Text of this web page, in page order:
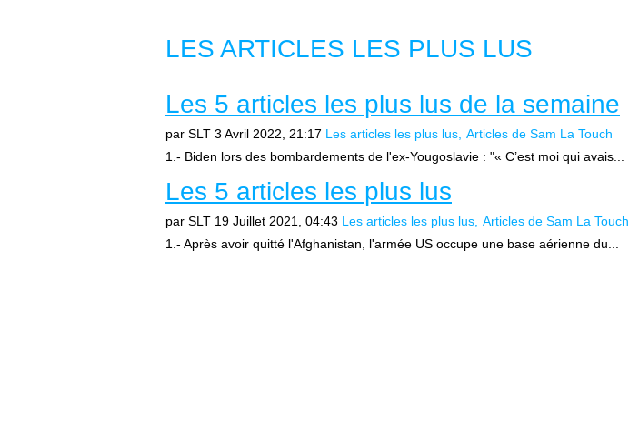
LES ARTICLES LES PLUS LUS
Les 5 articles les plus lus de la semaine
par SLT 3 Avril 2022, 21:17 Les articles les plus lus Articles de Sam La Touch
1.- Biden lors des bombardements de l'ex-Yougoslavie : "« C’est moi qui avais...
Les 5 articles les plus lus
par SLT 19 Juillet 2021, 04:43 Les articles les plus lus Articles de Sam La Touch
1.- Après avoir quitté l'Afghanistan, l'armée US occupe une base aérienne du...